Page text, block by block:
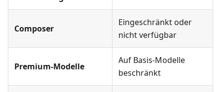
Composer
Eingeschränkt oder
nicht verfügbar
Premium-Modelle
Auf Basis-Modelle
beschränkt